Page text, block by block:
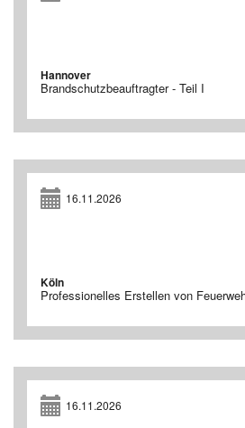
Hannover
Brandschutzbeauftragter - Teil I
16.11.2026
Köln
Professionelles Erstellen von
16.11.2026